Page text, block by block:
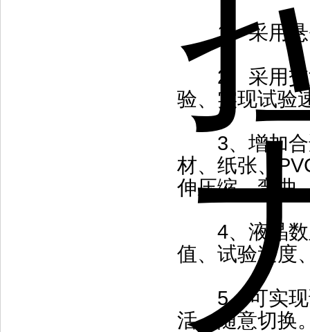
1、采用悬
2、采用交
验、实现试验
3、增加合
材、纸张、
伸压缩、弯曲
4、液晶数
值、试验速度
5、可实现
活、随意切换